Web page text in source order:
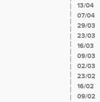
13/04
07/04
29/03
23/03
16/03
09/03
02/03
23/02
16/02
09/02